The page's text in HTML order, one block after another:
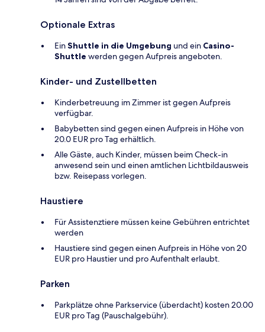
Optionale Extras
EinShuttle in die Umgebung und ein Casino-
Shuttle werden gegen Aufpreis angeboten.
Kinder- und Zustellbetten
Kinderbetreuung im Zimmer ist gegen Aufpreis
verfügbar.
Babybetten sind gegen einen Aufpreis in Höhe von
20.0 EUR pro Tag erhältlich.
Alle Gäste, auch Kinder, müssen beim Check-in
anwesend sein und einen amtlichen Lichtbildausweis
bzw. Reisepass vorlegen.
Haustiere
Für Assistenztiere müssen keine Gebühren entrichtet
werden
Haustiere sind gegen einen Aufpreis in Höhe von 20
EUR pro Haustier und pro Aufenthalt erlaubt.
Parken
Parkplätze ohne Parkservice (überdacht) kosten 20.00
EUR pro Tag (Pauschalgebühr).